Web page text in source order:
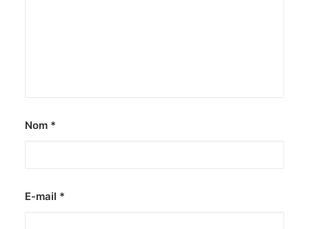
Nom *
E-mail *